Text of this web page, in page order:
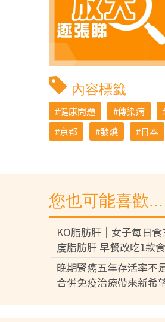
內容標籤
健康問題 傳染病
京都
發燒 日本
您也可能喜歡...
KO脂肪肝｜女子每日
度脂肪肝 早餐改吃1款
減15磅逆轉脂肪肝
晚期腎癌五年存活率不
合併免疫治療帶來新希